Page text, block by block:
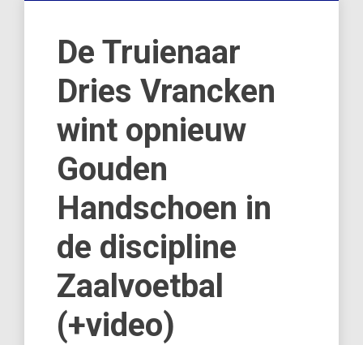
De Truienaar
Dries Vrancken
wint opnieuw
Gouden
Handschoen in
de discipline
Zaalvoetbal
(+video)